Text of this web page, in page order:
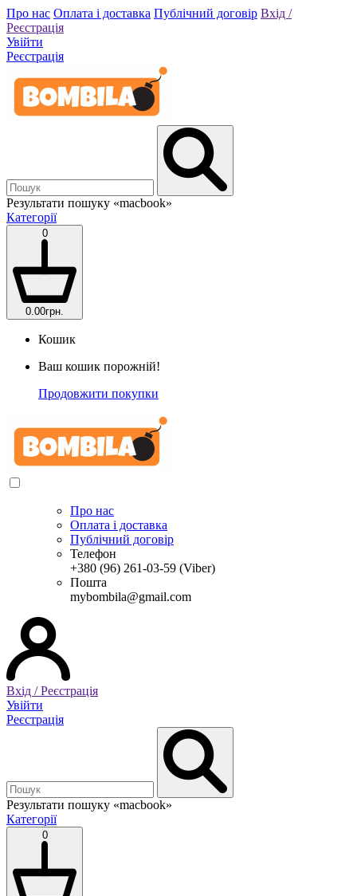
Про нас Оплата і доставка Публічний договір Вхід /
Реєстрація
Увійти
Реєстрація
Результати пошуку «macbook»
Категорії
0
0.00грн.
Кошик
Ваш кошик порожній!
Продовжити покупки
Про нас
Оплата і доставка
Публічний договір
Телефон
+380 (96) 261-03-59 (Viber)
Пошта
mybombila@gmail.com
Вхід / Реєстрація
Увійти
Реєстрація
Результати пошуку «macbook»
Категорії
0